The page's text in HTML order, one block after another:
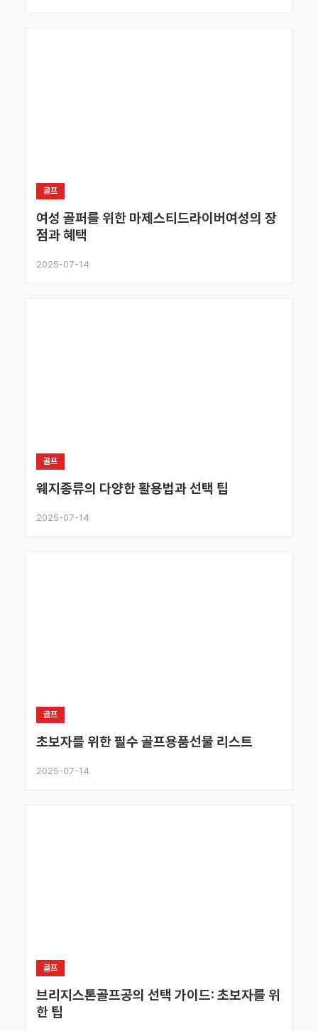
골프
여성 골퍼를 위한 마제스티드라이버여성의 장
점과 혜택
2025-07-14
골프
웨지종류의 다양한 활용법과 선택 팁
2025-07-14
골프
초보자를 위한 필수 골프용품선물 리스트
2025-07-14
골프
브리지스톤골프공의 선택 가이드: 초보자를 위
한 팁